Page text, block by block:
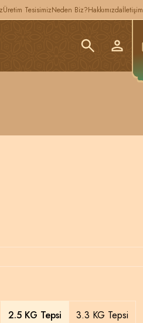
Üretim TesisimizNeden Biz?Hakkımızdaİletişim
2.5 KG Tepsi 3.3 KG Tepsi